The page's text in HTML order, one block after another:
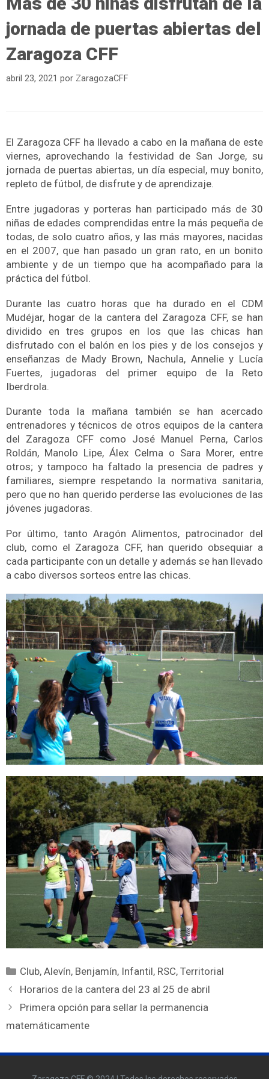
jornada de puertas abiertas del
Zaragoza CFF
abril 23, 2021 por ZaragozaCFF
El Zaragoza CFF ha llevado a cabo en la mañana de este
viernes, aprovechando la festividad de San Jorge, su
jornada de puertas abiertas, un día especial, muy bonito,
repleto de fútbol, de disfrute y de aprendizaje.
Entre jugadoras y porteras han participado más de 30
niñas de edades comprendidas entre la más pequeña de
todas, de solo cuatro años, y las más mayores, nacidas
en el 2007, que han pasado un gran rato, en un bonito
ambiente y de un tiempo que ha acompañado para la
práctica del fútbol.
Durante las cuatro horas que ha durado en el CDM
Mudéjar, hogar de la cantera del Zaragoza CFF, se han
dividido en tres grupos en los que las chicas han
disfrutado con el balón en los pies y de los consejos y
enseñanzas de Mady Brown, Nachula, Annelie y Lucía
Fuertes, jugadoras del primer equipo de la Reto
Iberdrola.
Durante toda la mañana también se han acercado
entrenadores y técnicos de otros equipos de la cantera
del Zaragoza CFF como José Manuel Perna, Carlos
Roldán, Manolo Lipe, Álex Celma o Sara Morer, entre
otros; y tampoco ha faltado la presencia de padres y
familiares, siempre respetando la normativa sanitaria,
pero que no han querido perderse las evoluciones de las
jóvenes jugadoras.
Por último, tanto Aragón Alimentos, patrocinador del
club, como el Zaragoza CFF, han querido obsequiar a
cada participante con un detalle y además se han llevado
a cabo diversos sorteos entre las chicas.
Club,Alevín, Benjamín, Infantil, RSC,Territorial
Horarios de la cantera del 23 al 25 de abril
Primera opción para sellar la permanencia
matemáticamente